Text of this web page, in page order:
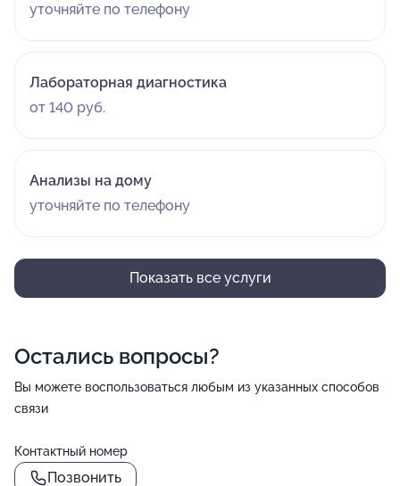
уточняйте по телефону
Лабораторная диагностика
от 140 руб.
Анализы на дому
уточняйте по телефону
Показать все услуги
Остались вопросы?
Вы можете воспользоваться любым из указанных способов
связи
Контактный номер
Позвонить